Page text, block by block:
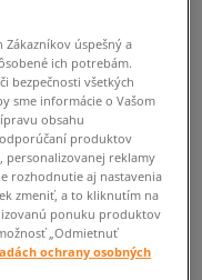
úspešný a
ich potrebám.
bezpečnosti všetkých
sme informácie o Vašom
obsahu
produktov
personalizovanej reklamy
rozhodnutie aj nastavenia
zmeniť, a to kliknutím na
ponuku produktov
„Odmietnuť
ochrany osobných